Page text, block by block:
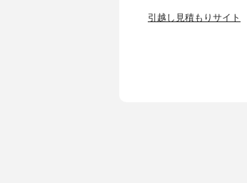
引越し見積もりサイト